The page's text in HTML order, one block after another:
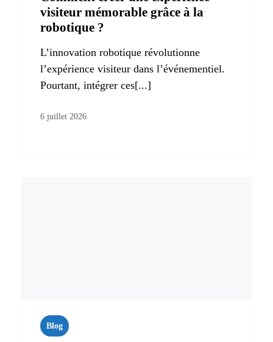
visiteur mémorable grâce à la
robotique ?
L’innovation robotique révolutionne
l’expérience visiteur dans l’événementiel.
Pourtant, intégrer ces[...]
6 juillet 2026
Blog